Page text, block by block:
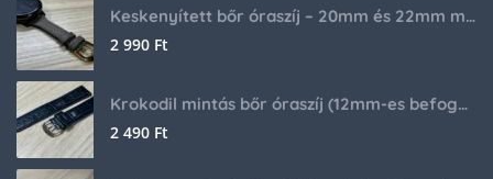
Keskenyített bőr óraszíj – 20mm és 22mm méretben
2 990 Ft
Krokodil mintás bőr óraszíj (12mm-es befogóval rendelkező órához)
2 490 Ft